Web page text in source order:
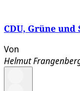
CDU, Grüne und
Von
Helmut